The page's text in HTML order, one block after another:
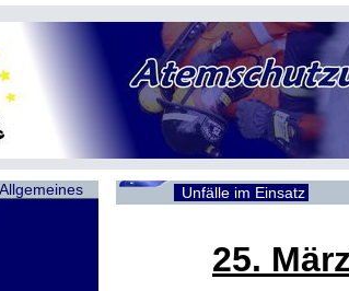
Allgemeines
Unfälle im Einsatz
25.